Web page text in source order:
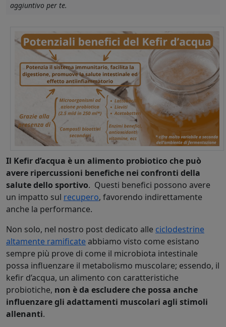
aggiuntivo per te.
Il Kefir d’acqua è un alimento probiotico che può
avere ripercussioni benefiche nei confronti della
salute dello sportivo. Questi benefici possono avere
un impatto sul recupero, favorendo indirettamente
anche la performance.
Non solo, nel nostro post dedicato alle ciclodestrine
altamente ramificate abbiamo visto come esistano
sempre più prove di come il microbiota intestinale
possa influenzare il metabolismo muscolare; essendo, il
kefir d’acqua, un alimento con caratteristiche
probiotiche, non è da escludere che possa anche
influenzare gli adattamenti muscolari agli stimoli
allenanti.